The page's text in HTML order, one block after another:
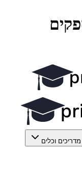
מדריכים וכלים